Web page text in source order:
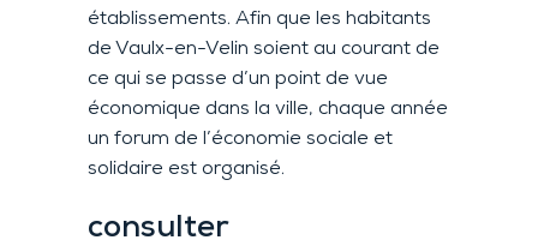
établissements. Afin que les habitants
de Vaulx-en-Velin soient au courant de
ce qui se passe d’un point de vue
économique dans la ville, chaque année
un forum de l’économie sociale et
solidaire est organisé.
consulter